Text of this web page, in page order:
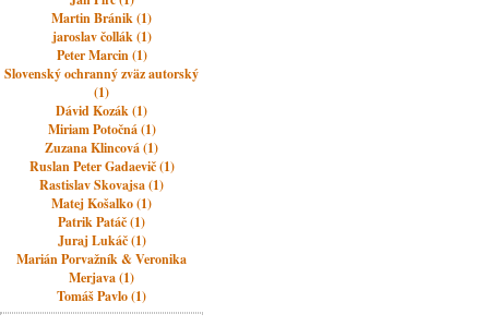
Martin Bránik (1)
jaroslav čollák (1)
Peter Marcin (1)
Slovenský ochranný zväz autorský
(1)
Dávid Kozák (1)
Miriam Potočná (1)
Zuzana Klincová (1)
Ruslan Peter Gadaevič (1)
Rastislav Skovajsa (1)
Matej Košalko (1)
Patrik Patáč (1)
Juraj Lukáč (1)
Marián Porvažník & Veronika
Merjava (1)
Tomáš Pavlo (1)